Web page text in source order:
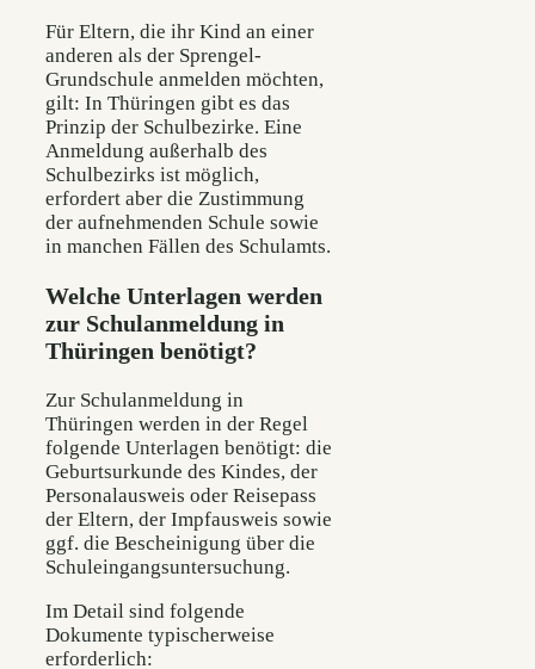
Für Eltern, die ihr Kind an einer
anderen als der Sprengel-
Grundschule anmelden möchten,
gilt: In Thüringen gibt es das
Prinzip der Schulbezirke. Eine
Anmeldung außerhalb des
Schulbezirks ist möglich,
erfordert aber die Zustimmung
der aufnehmenden Schule sowie
in manchen Fällen des Schulamts.
Welche Unterlagen werden
zur Schulanmeldung in
Thüringen benötigt?
Zur Schulanmeldung in
Thüringen werden in der Regel
folgende Unterlagen benötigt: die
Geburtsurkunde des Kindes, der
Personalausweis oder Reisepass
der Eltern, der Impfausweis sowie
ggf. die Bescheinigung über die
Schuleingangsuntersuchung.
Im Detail sind folgende
Dokumente typischerweise
erforderlich: